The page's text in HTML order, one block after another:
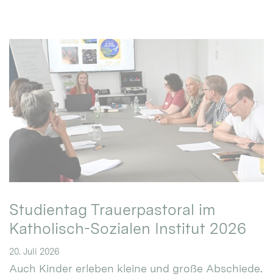
Studientag Trauerpastoral im
Katholisch-Sozialen Institut 2026
20. Juli 2026
Auch Kinder erleben kleine und große Abschiede.